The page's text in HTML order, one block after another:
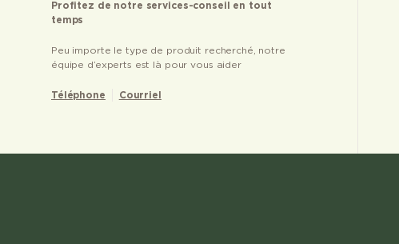
Profitez de notre services-conseil en tout
temps
Peu importe le type de produit recherché, notre
équipe d’experts est là pour vous aider
Téléphone Courriel